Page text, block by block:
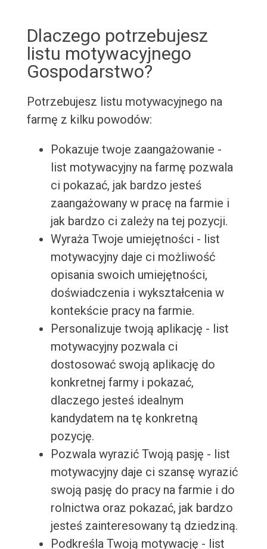
Dlaczego potrzebujesz
listu motywacyjnego
Gospodarstwo?
Potrzebujesz listu motywacyjnego na
farmę z kilku powodów:
Pokazuje twoje zaangażowanie -
list motywacyjny na farmę pozwala
ci pokazać, jak bardzo jesteś
zaangażowany w pracę na farmie i
jak bardzo ci zależy na tej pozycji.
Wyraża Twoje umiejętności - list
motywacyjny daje ci możliwość
opisania swoich umiejętności,
doświadczenia i wykształcenia w
kontekście pracy na farmie.
Personalizuje twoją aplikację - list
motywacyjny pozwala ci
dostosować swoją aplikację do
konkretnej farmy i pokazać,
dlaczego jesteś idealnym
kandydatem na tę konkretną
pozycję.
Pozwala wyrazić Twoją pasję - list
motywacyjny daje ci szansę wyrazić
swoją pasję do pracy na farmie i do
rolnictwa oraz pokazać, jak bardzo
jesteś zainteresowany tą dziedziną.
Podkreśla Twoją motywację - list